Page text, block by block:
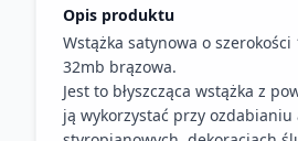
Opis produktu
Wstążka satynowa o szerokości
32mb brązowa.
Jest to błyszcząca wstążka z
ją wykorzystać przy ozdabianiu